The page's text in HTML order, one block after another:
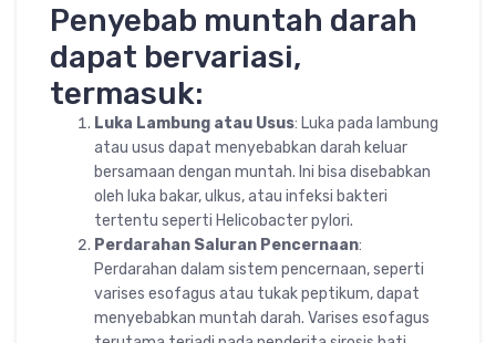
Penyebab muntah darah
dapat bervariasi,
termasuk:
Luka Lambung atau Usus: Luka pada lambung
atau usus dapat menyebabkan darah keluar
bersamaan dengan muntah. Ini bisa disebabkan
oleh luka bakar, ulkus, atau infeksi bakteri
tertentu seperti Helicobacter pylori.
Perdarahan Saluran Pencernaan:
Perdarahan dalam sistem pencernaan, seperti
varises esofagus atau tukak peptikum, dapat
menyebabkan muntah darah. Varises esofagus